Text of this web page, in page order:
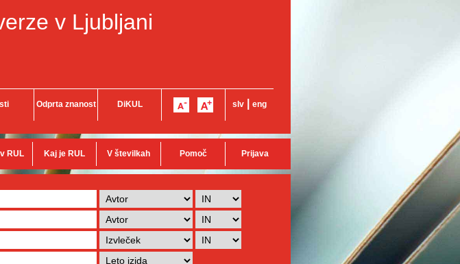
v Ljubljani
Odprta znanost DiKUL slv eng
RUL Kaj je RUL V številkah Pomoč Prijava